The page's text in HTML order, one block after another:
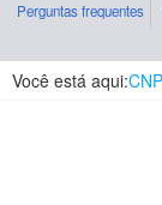
Perguntas frequentes
Você está aqui: